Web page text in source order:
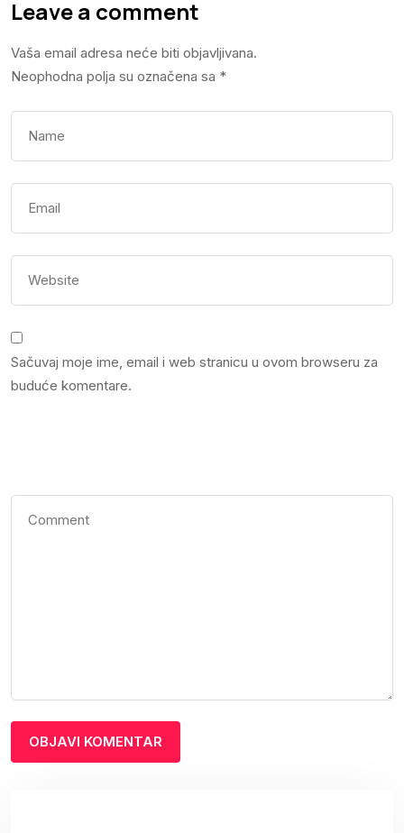
Leave a comment
Vaša email adresa neće biti objavljivana.
Neophodna polja su označena sa *
Sačuvaj moje ime, email i web stranicu u ovom browseru za
buduće komentare.